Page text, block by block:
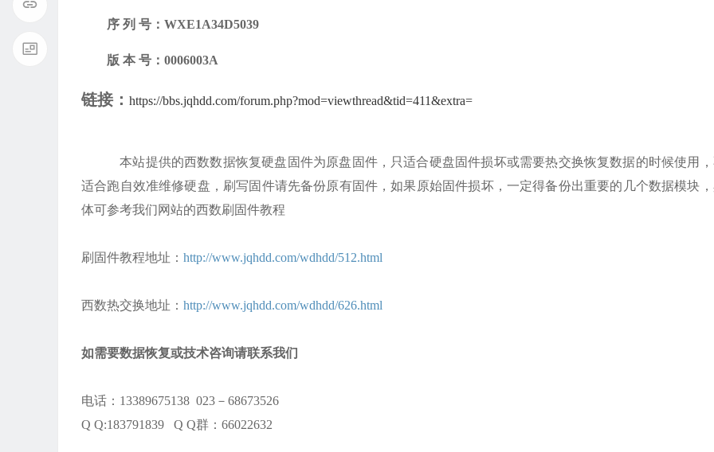
序 列 号： WXE1A34D5039
版 本 号： 0006003A
链接： https://bbs.jqhdd.com/forum.php?mod=viewthread&tid=411&extra=
本站提供的西数数据恢复硬盘固件为原盘固件，只适合硬盘固件损坏或需要热交换恢复数据的时候使用
适合跑自效准维修硬盘，刷写固件请先备份原有固件，如果原始固件损坏，一定得备份出重要的几个数据模块
体可参考我们网站的西数刷固件教程
刷固件教程地址： http://www.jqhdd.com/wdhdd/512.html
西数热交换地址： http://www.jqhdd.com/wdhdd/626.html
如需要数据恢复或技术咨询请联系我们
电话：13389675138 023－68673526
Q Q:183791839 Q Q群：66022632